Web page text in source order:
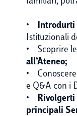
• Introdurti
Istituzionali
• Scoprire le
all’Ateneo;
•
e Q&A con i
• Rivolgerti
principali